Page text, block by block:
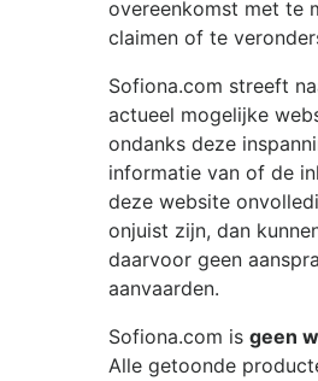
overeenkomst met te
claimen of te
Sofiona.com streeft
actueel mogelijke
ondanks deze
informatie van of de
deze website
onjuist zijn, dan
daarvoor geen
aanvaarden.
Sofiona.com is geen
Alle getoonde